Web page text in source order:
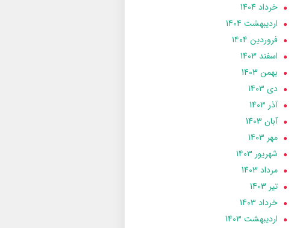
خرداد 1404
ارديبهشت 1404
فروردین 1404
اسفند 1403
بهمن 1403
دی 1403
آذر 1403
آبان 1403
مهر 1403
شهریور 1403
مرداد 1403
تير 1403
خرداد 1403
ارديبهشت 1403